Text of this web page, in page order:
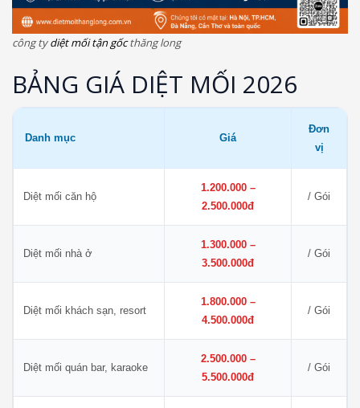
công tydiệt mối tận gốcthăng long
BẢNG GIÁ DIỆT MỐI 2026
Danh mục Giá
Đơn
vị
Diệt mối căn hộ
1.200.000 –
2.500.000đ
/ Gói
Diệt mối nhà ở
1.300.000 –
3.500.000đ
/ Gói
Diệt mối khách sạn, resort
1.800.000 –
4.500.000đ
/ Gói
Diệt mối quán bar, karaoke
2.500.000 –
5.500.000đ
/ Gói